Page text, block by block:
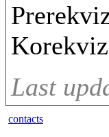
Last
contacts